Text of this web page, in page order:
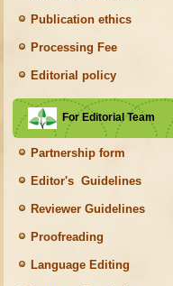
Publication ethics
Processing Fee
Editorial policy
For Editorial Team
Partnership form
Editor's Guidelines
Reviewer Guidelines
Proofreading
Language Editing